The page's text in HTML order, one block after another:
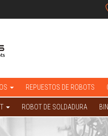
REPUESTOS DE ROBOTS
ROBOT DE SOLDADURA